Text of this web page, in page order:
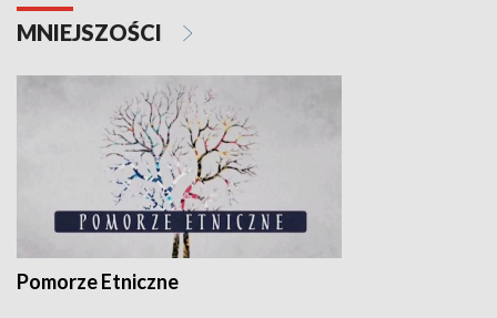
MNIEJSZOŚCI
Pomorze Etniczne